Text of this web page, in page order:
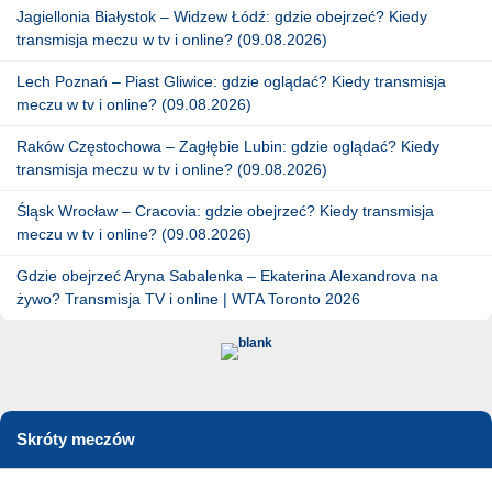
Jagiellonia Białystok – Widzew Łódź: gdzie obejrzeć? Kiedy
transmisja meczu w tv i online? (09.08.2026)
Lech Poznań – Piast Gliwice: gdzie oglądać? Kiedy transmisja
meczu w tv i online? (09.08.2026)
Raków Częstochowa – Zagłębie Lubin: gdzie oglądać? Kiedy
transmisja meczu w tv i online? (09.08.2026)
Śląsk Wrocław – Cracovia: gdzie obejrzeć? Kiedy transmisja
meczu w tv i online? (09.08.2026)
Gdzie obejrzeć Aryna Sabalenka – Ekaterina Alexandrova na
żywo? Transmisja TV i online | WTA Toronto 2026
Skróty meczów